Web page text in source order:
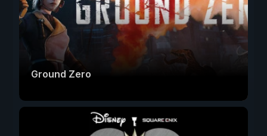
Ground Zero